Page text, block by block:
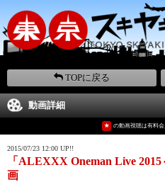
TOPに戻る
動画詳細
★ の動画視聴は有料会
2015/07/23 12:00 UP!!
「ALEXXX Oneman Live
画